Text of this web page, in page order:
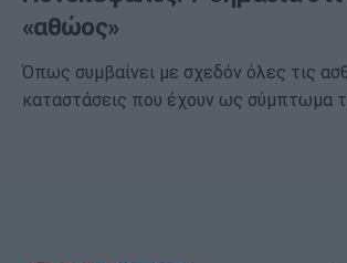
«αθώος»
Όπως συμβαίνει με σχεδόν όλες τις
καταστάσεις που έχουν ως σύμπτωμα